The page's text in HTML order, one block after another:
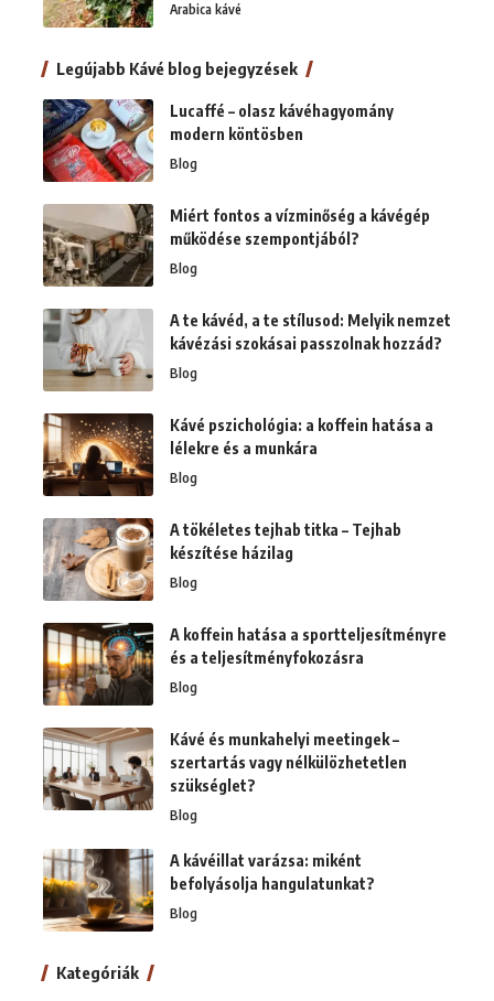
Arabica kávé
Legújabb Kávé blog bejegyzések
Lucaffé – olasz kávéhagyomány
modern köntösben
Blog
Miért fontos a vízminőség a kávégép
működése szempontjából?
Blog
A te kávéd, a te stílusod: Melyik nemzet
kávézási szokásai passzolnak hozzád?
Blog
Kávé pszichológia: a koffein hatása a
lélekre és a munkára
Blog
A tökéletes tejhab titka – Tejhab
készítése házilag
Blog
A koffein hatása a sportteljesítményre
és a teljesítményfokozásra
Blog
Kávé és munkahelyi meetingek –
szertartás vagy nélkülözhetetlen
szükséglet?
Blog
A kávéillat varázsa: miként
befolyásolja hangulatunkat?
Blog
Kategóriák